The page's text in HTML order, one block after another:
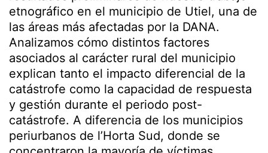
etnográfico en el municipio de Utiel, una de
las áreas más afectadas por la DANA.
Analizamos cómo distintos factores
asociados al carácter rural del municipio
explican tanto el impacto diferencial de la
catástrofe como la capacidad de respuesta
y gestión durante el periodo post-
catástrofe. A diferencia de los municipios
periurbanos de l’Horta Sud, donde se